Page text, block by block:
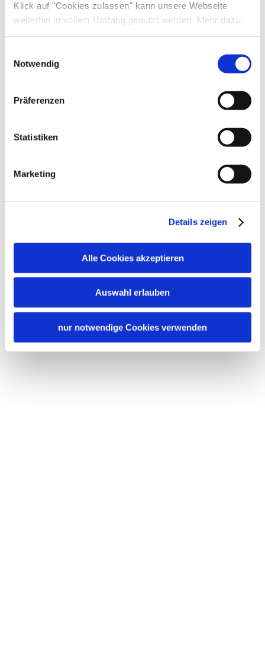
Klick auf "Cookies zulassen" kann unsere Webseite
weiterhin in vollem Umfang genutzt werden. Mehr dazu
steht in unserer Datenschutzerklärung.
gelistet.
Notwendig
Präferenzen
Statistiken
Marketing
Details zeigen
Alle Cookies akzeptieren
Auswahl erlauben
nur notwendige Cookies verwenden